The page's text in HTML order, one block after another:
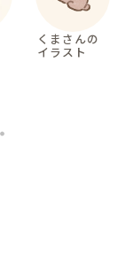
くまさんの
イラスト